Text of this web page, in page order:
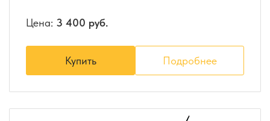
Цена: 3 400 руб.
Купить Подробнее